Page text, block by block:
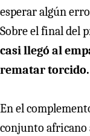
esperar algún
Sobre el final del
casi llegó al
rematar torcido.
En el
conjunto africano